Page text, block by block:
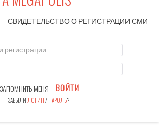
СВИДЕТЕЛЬСТВО О РЕГИСТРАЦИИСМИ
регистрации
МЕНЯ ВОЙТИ
ЗАБЫЛИ ЛОГИН/ПАРОЛЬ?